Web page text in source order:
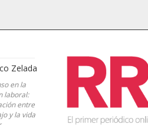
Zelada
en la
laboral:
entre
y la vida